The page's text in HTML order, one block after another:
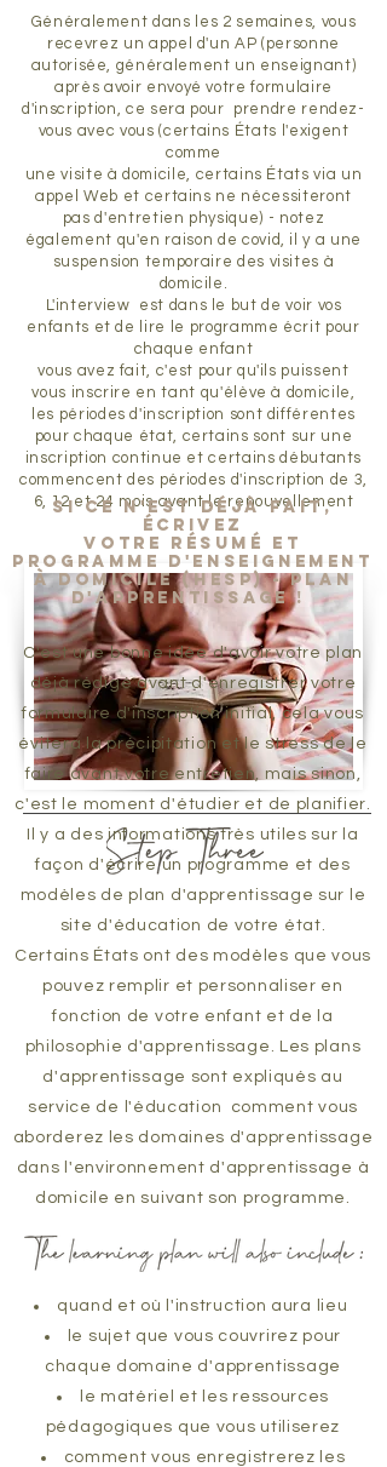
Généralement dans les 2 semaines, vous
recevrez un appel d'un AP (personne
autorisée, généralement un enseignant)
après avoir envoyé votre formulaire
d'inscription, ce sera pour prendre rendez-
vous avec vous (certains États l'exigent
comme
une visite à domicile, certains États via un
appel Web et certains ne nécessiteront
pas d'entretien physique) - notez
également qu'en raison de covid, il y a une
suspension temporaire des visites à
domicile.
L'interview est dans le but de voir vos
enfants et de lire le programme écrit pour
chaque enfant
vous avez fait, c'est pour qu'ils puissent
vous inscrire en tant qu'élève à domicile,
les périodes d'inscription sont différentes
pour chaque état, certains sont sur une
inscription continue et certains débutants
commencent des périodes d'inscription de 3,
6, 12 et 24 mois avant le renouvellement
Si ce n'est déjà fait,
écrivez
votre résumé et
programme d'enseignement
à domicile (HESP) - plan
d'apprentissage !
C'est une bonne idée d'avoir votre plan
déjà rédigé avant d'enregistrer votre
formulaire d'inscription initial, cela vous
évitera la précipitation et le stress de le
faire avant votre entretien, mais sinon,
c'est le moment d'étudier et de planifier.
Il y a des informations très utiles sur la
façon d'écrire un programme et des
modèles de plan d'apprentissage sur le
site d'éducation de votre état.
Certains États ont des modèles que vous
pouvez remplir et personnaliser en
fonction de votre enfant et de la
philosophie d'apprentissage. Les plans
d'apprentissage sont expliqués au
service de l'éducation comment vous
aborderez les domaines d'apprentissage
dans l'environnement d'apprentissage à
domicile en suivant son programme.
quand et où l'instruction aura lieu
le sujet que vous couvrirez pour
chaque domaine d'apprentissage
le matériel et les ressources
pédagogiques que vous utiliserez
comment vous enregistrerez les